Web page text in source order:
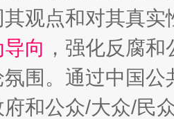
观点和对其真实
向 ，强化反腐
围。通过中国
和公众/大众/民